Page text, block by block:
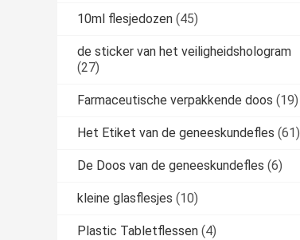
10ml flesjedozen (45)
de sticker van het veiligheidshologram
(27)
Farmaceutische verpakkende doos (19)
Het Etiket van de geneeskundefles (61)
De Doos van de geneeskundefles (6)
kleine glasflesjes (10)
Plastic Tabletflessen (4)